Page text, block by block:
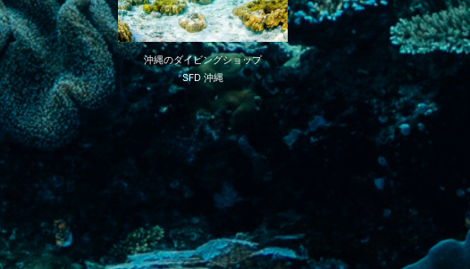
沖縄のダイビングショップ
SFD 沖縄